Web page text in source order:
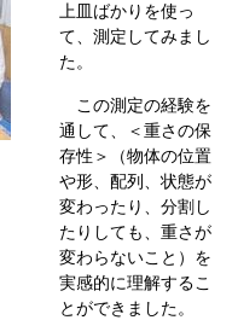
上皿ばかりを使っ
て、測定してみまし
た。
この測定の経験を
通して、＜重さの保
存性＞（物体の位置
や形、配列、状態が
変わったり、分割し
たりしても、重さが
変わらないこと）を
実感的に理解するこ
とができました。